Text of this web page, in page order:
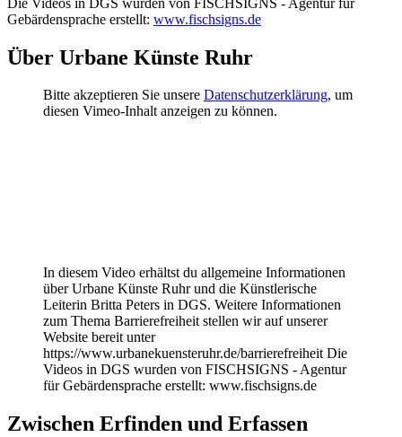
Gebärdensprache erstellt: www.fischsigns.de
Über Urbane Künste Ruhr
Bitte akzeptieren Sie unsere Datenschutzerklärung, um
diesen Vimeo-Inhalt anzeigen zu können.
In diesem Video erhältst du allgemeine Informationen
über Urbane Künste Ruhr und die Künstlerische
Leiterin Britta Peters in DGS. Weitere Informationen
zum Thema Barrierefreiheit stellen wir auf unserer
Website bereit unter
https://www.urbanekuensteruhr.de/barrierefreiheit Die
Videos in DGS wurden von FISCHSIGNS - Agentur
für Gebärdensprache erstellt: www.fischsigns.de
Zwischen Erfinden und Erfassen